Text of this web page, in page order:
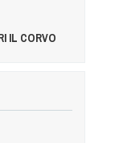
IL CORVO